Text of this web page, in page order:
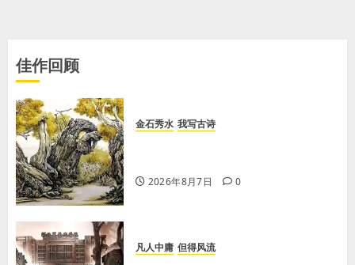
佳作回顾
金石秀水 我写古诗
2026年8月7日 0
凡人中庸 但得风流